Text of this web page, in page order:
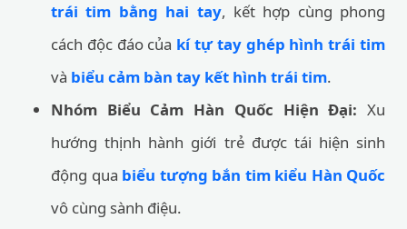
trái tim bằng hai tay, kết hợp cùng phong
cách độc đáo của kí tự tay ghép hình trái tim
và biểu cảm bàn tay kết hình trái tim.
Nhóm Biểu Cảm Hàn Quốc Hiện Đại: Xu
hướng thịnh hành giới trẻ được tái hiện sinh
động qua biểu tượng bắn tim kiểu Hàn Quốc
vô cùng sành điệu.